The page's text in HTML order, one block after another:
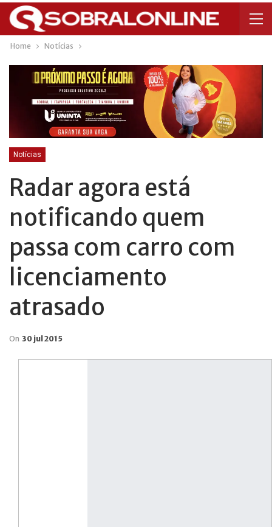
Home Notícias
Notícias
Radar agora está
notificando quem
passa com carro com
licenciamento
atrasado
On 30 jul 2015